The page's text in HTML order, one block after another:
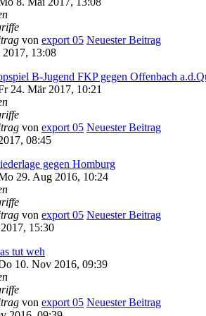
von export 05 Neuester Beitrag
13:08
B-Jugend FKP gegen Offenbach
24. Mär 2017, 10:21
von export 05 Neuester Beitrag
08:45
gegen Homburg
29. Aug 2016, 10:24
von export 05 Neuester Beitrag
15:30
tut weh
10. Nov 2016, 09:39
von export 05 Neuester Beitrag